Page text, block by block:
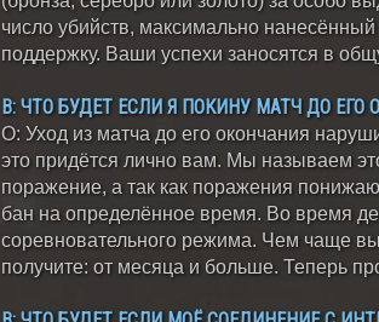
число убийств, максимально
поддержку. Ваши успехи заносятся в
В: ЧТО БУДЕТ ЕСЛИ Я ПОКИНУ МАТЧ ДО ЕГО
О: Уход из матча до его окончания
это придётся лично вам. Мы называем
поражение, а так как поражения
бан на определённое время. Во время
соревновательного режима. Чем чаще
получите: от месяца и больше. Теперь